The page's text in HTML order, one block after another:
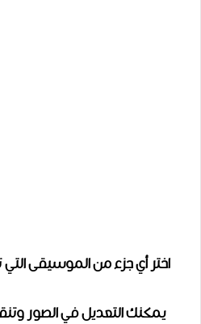
اختر أي جزء من الموسيقى
يمكنك التعديل في الصور